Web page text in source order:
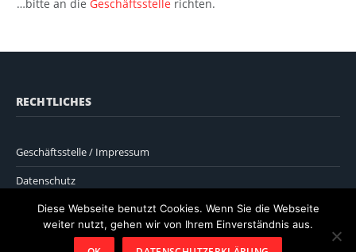
…bitte an die Geschäftsstelle richten.
RECHTLICHES
Geschäftsstelle / Impressum
Datenschutz
Diese Webseite benutzt Cookies. Wenn Sie die Webseite
weiter nutzt, gehen wir von Ihrem Einverständnis aus.